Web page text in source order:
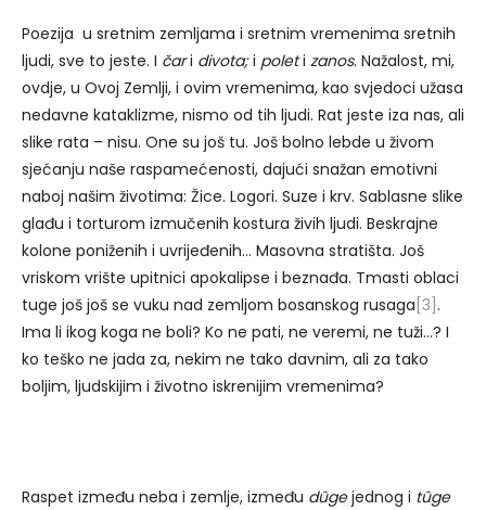
Poezija u sretnim zemljama i sretnim vremenima sretnih
ljudi, sve to jeste. I čari divota;i poleti zanos. Nažalost, mi,
ovdje, u Ovoj Zemlji, i ovim vremenima, kao svjedoci užasa
nedavne kataklizme, nismo od tih ljudi. Rat jeste iza nas, ali
slike rata – nisu. One su još tu. Još bolno lebde u živom
sjećanju naše raspamećenosti, dajući snažan emotivni
naboj našim životima: Žice. Logori. Suze i krv. Sablasne slike
glađu i torturom izmučenih kostura živih ljudi. Beskrajne
kolone poniženih i uvrijeđenih… Masovna stratišta. Još
vriskom vrište upitnici apokalipse i beznađa. Tmasti oblaci
tuge još još se vuku nad zemljom bosanskog rusaga [3] .
Ima li ikog koga ne boli? Ko ne pati, ne veremi, ne tuži…? I
ko teško ne jada za, nekim ne tako davnim, ali za tako
boljim, ljudskijim i životno iskrenijim vremenima?
Raspet između neba i zemlje, između dûgejednog i tûge